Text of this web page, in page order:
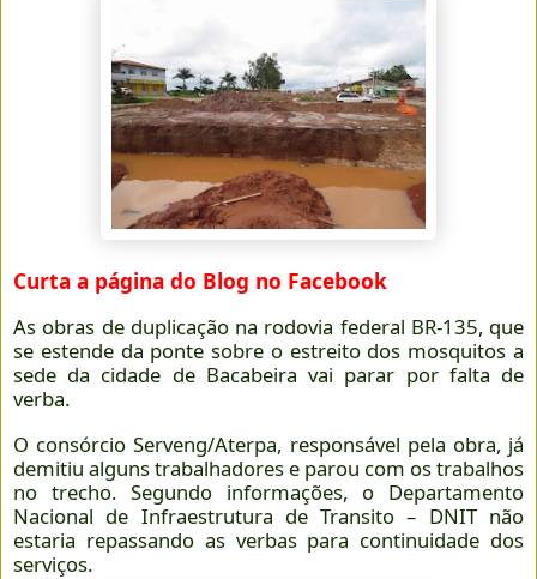
Curta a página do Blog no Facebook
As obras de duplicação na rodovia federal BR-135, que
se estende da ponte sobre o estreito dos mosquitos a
sede da cidade de Bacabeira vai parar por falta de
verba.
O consórcio Serveng/Aterpa, responsável pela obra, já
demitiu alguns trabalhadores e parou com os trabalhos
no trecho. Segundo informações, o Departamento
Nacional de Infraestrutura de Transito – DNIT não
estaria repassando as verbas para continuidade dos
serviços.